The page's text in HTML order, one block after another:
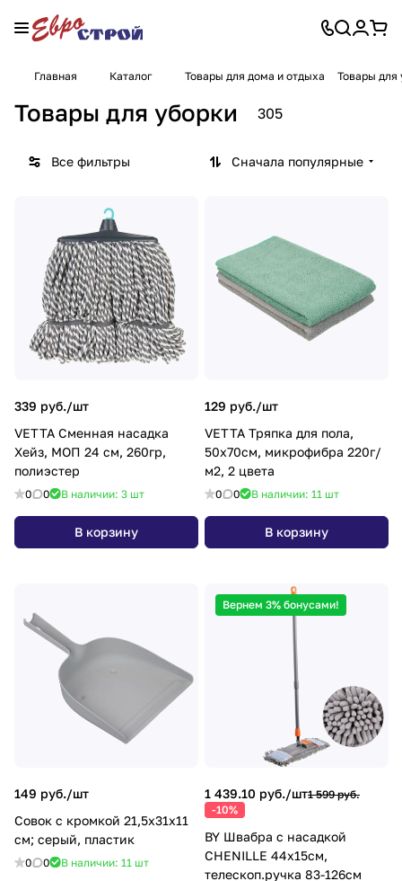
Главная Каталог Товары для дома и отдыха Товары для
Товары для уборки 305
Все фильтры Сначала популярные
339 руб./шт
VETTA Сменная насадка
Хейз, МОП 24 см, 260гр,
полиэстер
0 0 В наличии: 3 шт
В корзину
129 руб./шт
VETTA Тряпка для пола,
50х70см, микрофибра 220г/
м2, 2 цвета
0 0 В наличии: 11 шт
В корзину
149 руб./шт
Совок с кромкой 21,5x31x11
см; серый, пластик
0 0 В наличии: 11 шт
Вернем 3% бонусами!
1 439.10 руб./шт1 599 руб.
-10%
BY Швабра с насадкой
CHENILLE 44x15см,
телескоп.ручка 83-126см